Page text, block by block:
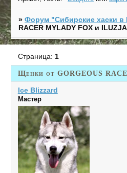
»Форум "Cибирские хаски в
RACER MYLADY FOX и
Щенки от GORGEOUS
Страница: 1
Ice Blizzard
Мастер